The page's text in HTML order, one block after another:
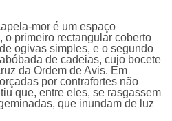
mor é um espaço
o primeiro rectangular coberto
ogivas simples, e o segundo
de cadeias, cujo bocete
da Ordem de Avis. Em
por contrafortes não
que, entre eles, se rasgassem
que inundam de luz